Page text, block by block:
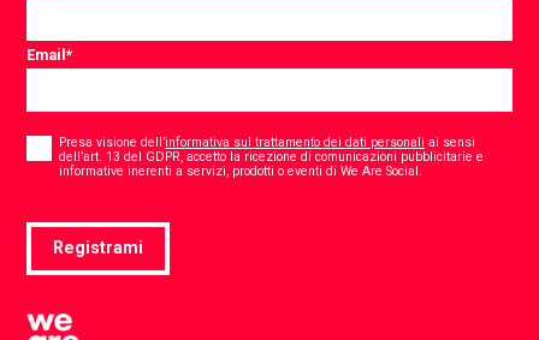
Email*
Consent
Presa visione dell’informativa sul trattamento dei dati personali ai sensi
dell’art. 13 del GDPR, accetto la ricezione di comunicazioni pubblicitarie e
informative inerenti a servizi, prodotti o eventi di We Are Social.
Registrami